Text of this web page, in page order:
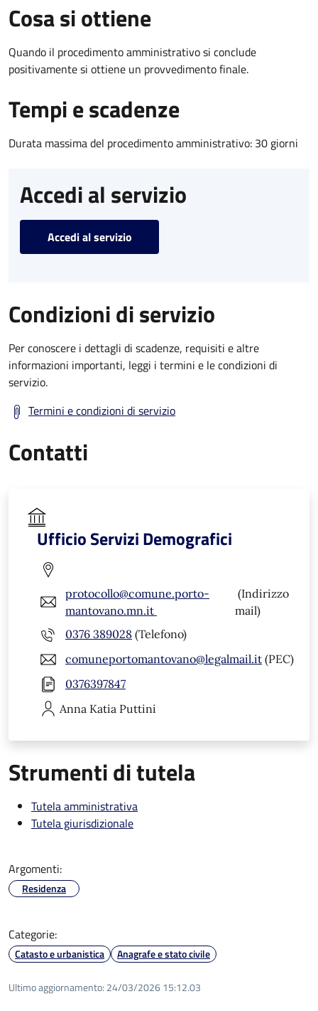
Cosa si ottiene
Quando il procedimento amministrativo si conclude
positivamente si ottiene un provvedimento finale.
Tempi e scadenze
Durata massima del procedimento amministrativo: 30 giorni
Accedi al servizio
Accedi al servizio
Condizioni di servizio
Per conoscere i dettagli di scadenze, requisiti e altre
informazioni importanti, leggi i termini e le condizioni di
servizio.
Termini e condizioni di servizio
Contatti
Ufficio Servizi Demografici
protocollo@comune.porto-
mantovano.mn.it
(Indirizzo
mail)
0376 389028 (Telefono)
comuneportomantovano@legalmail.it (PEC)
0376397847
Anna Katia Puttini
Strumenti di tutela
Tutela amministrativa
Tutela giurisdizionale
Argomenti:
Residenza
Categorie:
Catasto e urbanistica Anagrafe e stato civile
Ultimo aggiornamento: 24/03/2026 15:12.03